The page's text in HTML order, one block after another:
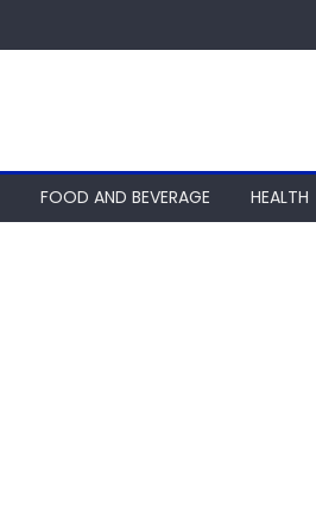
FOOD AND BEVERAGE HEALTH